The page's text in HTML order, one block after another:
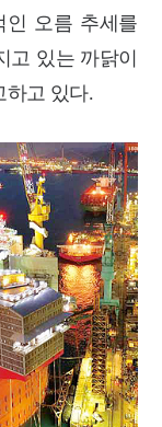
인 오름 추세를
있는 까닭이
하고 있다.